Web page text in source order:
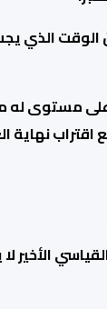
الذي
يتم تداول الإيثيريوم
نهاية
الأخير